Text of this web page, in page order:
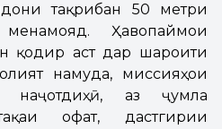
тақрибан 50 метри
Ҳавопаймои
қодир аст дар шароити
намуда, миссияҳои
аз ҷумла
офат, дастгирии